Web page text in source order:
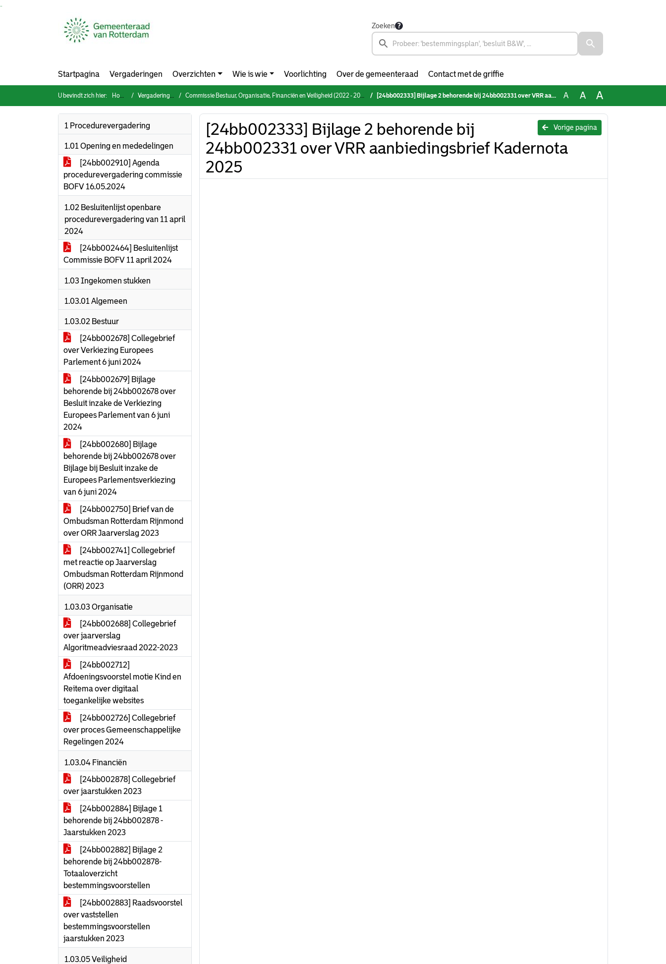
Zoeken
Startpagina Vergaderingen Overzichten Wie is wie Voorlichting Over de gemeenteraad Contact met de griffie
U bevindt zich hier: Home Vergaderingen Commissie Bestuur, Organisatie, Financiën en Veiligheid (2022 - 2026) (donderdag 16 mei 2024) [24bb002333] Bijlage 2 behorende bij 24bb002331 over VRR aanbiedingsbrief Kadernota 2025 A A A
1 Procedurevergadering
1.01 Opening en mededelingen
[24bb002910] Agenda
procedurevergadering commissie
BOFV 16.05.2024
1.02 Besluitenlijst openbare
procedurevergadering van 11 april
2024
[24bb002464] Besluitenlijst
Commissie BOFV 11 april 2024
1.03 Ingekomen stukken
1.03.01 Algemeen
1.03.02 Bestuur
[24bb002678] Collegebrief
over Verkiezing Europees
Parlement 6 juni 2024
[24bb002679] Bijlage
behorende bij 24bb002678 over
Besluit inzake de Verkiezing
Europees Parlement van 6 juni
2024
[24bb002680] Bijlage
behorende bij 24bb002678 over
Bijlage bij Besluit inzake de
Europees Parlementsverkiezing
van 6 juni 2024
[24bb002750] Brief van de
Ombudsman Rotterdam Rijnmond
over ORR Jaarverslag 2023
[24bb002741] Collegebrief
met reactie op Jaarverslag
Ombudsman Rotterdam Rijnmond
(ORR) 2023
1.03.03 Organisatie
[24bb002688] Collegebrief
over jaarverslag
Algoritmeadviesraad 2022-2023
[24bb002712]
Afdoeningsvoorstel motie Kind en
Reitema over digitaal
toegankelijke websites
[24bb002726] Collegebrief
over proces Gemeenschappelijke
Regelingen 2024
1.03.04 Financiën
[24bb002878] Collegebrief
over jaarstukken 2023
[24bb002884] Bijlage 1
behorende bij 24bb002878 -
Jaarstukken 2023
[24bb002882] Bijlage 2
behorende bij 24bb002878-
Totaaloverzicht
bestemmingsvoorstellen
[24bb002883] Raadsvoorstel
over vaststellen
bestemmingsvoorstellen
jaarstukken 2023
1.03.05 Veiligheid
Vorige pagina
[24bb002333] Bijlage 2 behorende bij
24bb002331 over VRR aanbiedingsbrief Kadernota
2025